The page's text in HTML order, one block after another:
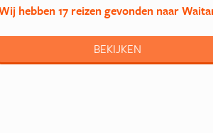
hebben17 reizengevonden naar
BEKIJKEN